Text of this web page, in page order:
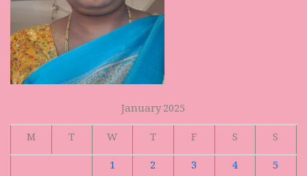
January 2025
M
T W T F S
S
1
2 3 4
5